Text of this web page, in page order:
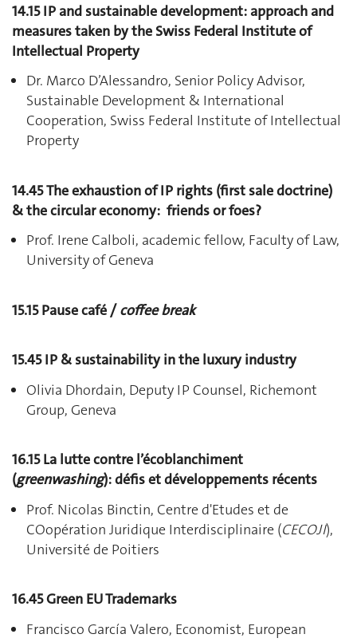
14.15IPand sustainable development: approach and
measures taken by the Swiss Federal Institute of
Intellectual Property
Dr. Marco D’Alessandro, Senior Policy Advisor,
Sustainable Development & International
Cooperation, Swiss Federal Institute of Intellectual
Property
14.45The exhaustion of IP rights (first sale doctrine)
& the circular economy: friends or foes?
Prof. Irene Calboli, academic fellow, Faculty of Law,
University of Geneva
15.15 Pause café /coffee break
15.45IP & sustainability in the luxury industry
Olivia Dhordain, Deputy IP Counsel, Richemont
Group, Geneva
16.15La lutte contre l’écoblanchiment
(greenwashing): défis et développements récents
Prof. Nicolas Binctin, Centre d'Etudes et de
COopération Juridique Interdisciplinaire (CECOJI),
Université de Poitiers
16.45 Green EU Trademarks
Francisco García Valero, Economist, European